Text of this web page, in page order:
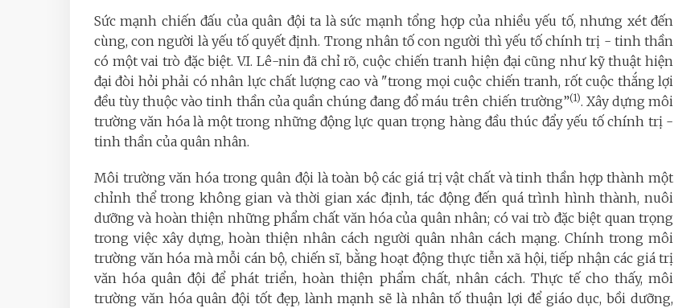
Sức mạnh chiến đấu của quân đội ta là sức mạnh tổng hợp của nhiều yếu tố, nhưng xét đến
cùng, con người là yếu tố quyết định. Trong nhân tố con người thì yếu tố chính trị - tinh thần
có một vai trò đặc biệt. V.I. Lê-nin đã chỉ rõ, cuộc chiến tranh hiện đại cũng như kỹ thuật hiện
đại đòi hỏi phải có nhân lực chất lượng cao và "trong mọi cuộc chiến tranh, rốt cuộc thắng lợi
đều tùy thuộc vào tinh thần của quần chúng đang đổ máu trên chiến trường”(1). Xây dựng môi
trường văn hóa là một trong những động lực quan trọng hàng đầu thúc đẩy yếu tố chính trị -
tinh thần của quân nhân.
Môi trường văn hóa trong quân đội là toàn bộ các giá trị vật chất và tinh thần hợp thành một
chỉnh thể trong không gian và thời gian xác định, tác động đến quá trình hình thành, nuôi
dưỡng và hoàn thiện những phẩm chất văn hóa của quân nhân; có vai trò đặc biệt quan trọng
trong việc xây dựng, hoàn thiện nhân cách người quân nhân cách mạng. Chính trong môi
trường văn hóa mà mỗi cán bộ, chiến sĩ, bằng hoạt động thực tiễn xã hội, tiếp nhận các giá trị
văn hóa quân đội để phát triển, hoàn thiện phẩm chất, nhân cách. Thực tế cho thấy, môi
trường văn hóa quân đội tốt đẹp, lành mạnh sẽ là nhân tố thuận lợi để giáo dục, bồi dưỡng,